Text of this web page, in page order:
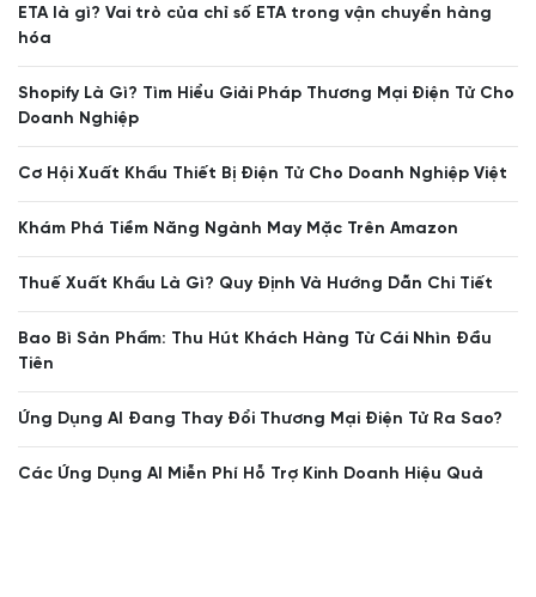
ETA là gì? Vai trò của chỉ số ETA trong vận chuyển hàng
hóa
Shopify Là Gì? Tìm Hiểu Giải Pháp Thương Mại Điện Tử Cho
Doanh Nghiệp
Cơ Hội Xuất Khẩu Thiết Bị Điện Tử Cho Doanh Nghiệp Việt
Khám Phá Tiềm Năng Ngành May Mặc Trên Amazon
Thuế Xuất Khẩu Là Gì? Quy Định Và Hướng Dẫn Chi Tiết
Bao Bì Sản Phẩm: Thu Hút Khách Hàng Từ Cái Nhìn Đầu
Tiên
Ứng Dụng AI Đang Thay Đổi Thương Mại Điện Tử Ra Sao?
Các Ứng Dụng AI Miễn Phí Hỗ Trợ Kinh Doanh Hiệu Quả